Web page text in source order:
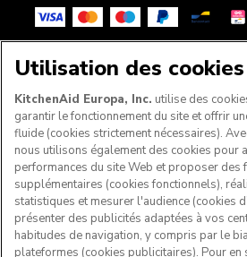
SUIVEZ-NOUS
Utilisation des cookies
KitchenAid Europa, Inc. utilise des
garantir le fonctionnement du site et offrir
fluide (cookies strictement nécessaires).
nous utilisons également des cookies pour
performances du site Web et proposer des
supplémentaires (cookies fonctionnels),
statistiques et mesurer l'audience (cookies
présenter des publicités adaptées à vos
habitudes de navigation, y compris par le
plateformes (cookies publicitaires). Pour